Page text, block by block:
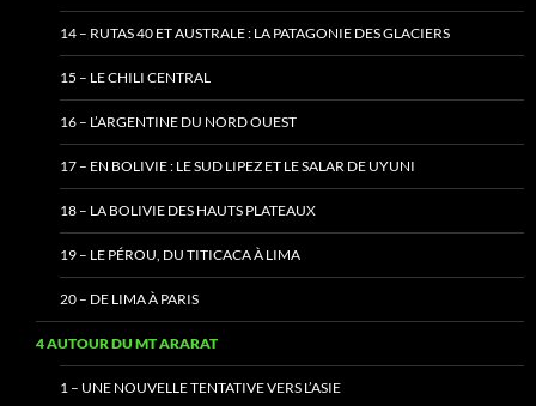
14 – RUTAS 40 ET AUSTRALE : LA PATAGONIE DES GLACIERS
15 – LE CHILI CENTRAL
16 – L’ARGENTINE DU NORD OUEST
17 – EN BOLIVIE : LE SUD LIPEZ ET LE SALAR DE UYUNI
18 – LA BOLIVIE DES HAUTS PLATEAUX
19 – LE PÉROU, DU TITICACA À LIMA
20 – DE LIMA À PARIS
4 AUTOUR DU MT ARARAT
1 – UNE NOUVELLE TENTATIVE VERS L’ASIE